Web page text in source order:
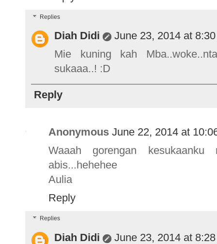
Replies
Diah Didi
June 23, 2014 at
Mie kuning kah
sukaaa..! :D
Reply
Anonymous June 22, 2014 at
Waaah gorengan
abis...hehehee
Aulia
Reply
Replies
Diah Didi
June 23, 2014 at